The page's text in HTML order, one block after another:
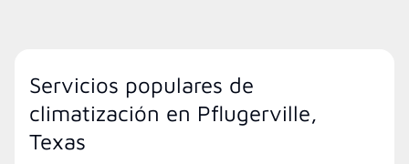
Servicios populares de
climatización en Pflugerville,
Texas